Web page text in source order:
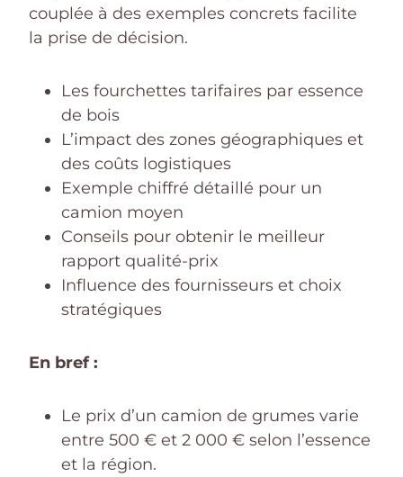
couplée à des exemples concrets facilite
la prise de décision.
Les fourchettes tarifaires par essence
de bois
L’impact des zones géographiques et
des coûts logistiques
Exemple chiffré détaillé pour un
camion moyen
Conseils pour obtenir le meilleur
rapport qualité-prix
Influence des fournisseurs et choix
stratégiques
En bref :
Le prix d’un camion de grumes varie
entre 500 € et 2 000 € selon l’essence
et la région.